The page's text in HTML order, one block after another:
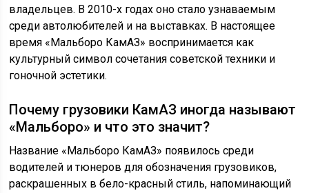
владельцев. В 2010-х годах оно стало узнаваемым
среди автолюбителей и на выставках. В настоящее
время «Мальборо КамАЗ» воспринимается как
культурный символ сочетания советской техники и
гоночной эстетики.
Почему грузовики КамАЗ иногда называют
«Мальборо» и что это значит?
Название «Мальборо КамАЗ» появилось среди
водителей и тюнеров для обозначения грузовиков,
раскрашенных в бело-красный стиль, напоминающий